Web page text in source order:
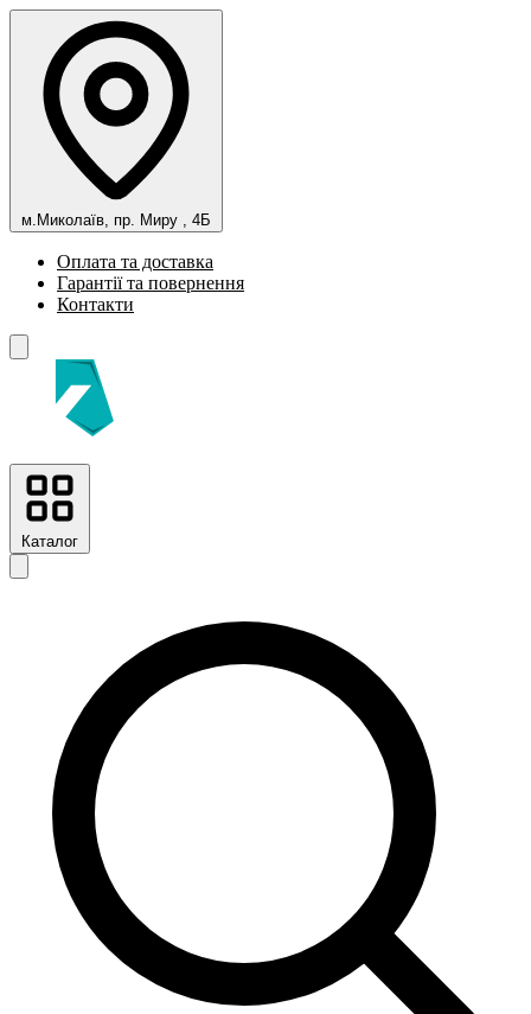
м.Миколаїв, пр. Миру , 4Б
Оплата та доставка
Гарантії та повернення
Контакти
Каталог